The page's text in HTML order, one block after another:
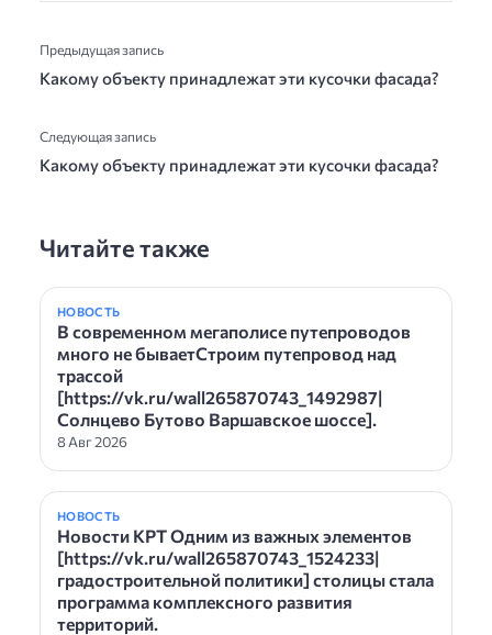
Предыдущая запись
Какому объекту принадлежат эти кусочки фасада?
Следующая запись
Какому объекту принадлежат эти кусочки фасада?
Читайте также
НОВОСТЬ
В современном мегаполисе путепроводов
много не бываетСтроим путепровод над
трассой
[https://vk.ru/wall265870743_1492987|
Солнцево Бутово Варшавское шоссе].
8 Авг 2026
НОВОСТЬ
Новости КРТ Одним из важных элементов
[https://vk.ru/wall265870743_1524233|
градостроительной политики] столицы стала
программа комплексного развития
территорий.